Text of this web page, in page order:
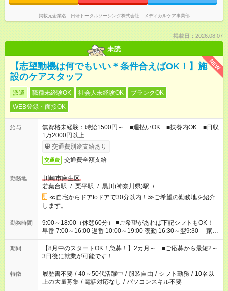
掲載元企業名 日研トータルソーシング株式会社 メディカルケア事業部
掲載日：2026.08.07
未読
NEW
【志望動機は何でもいい＊条件合えばOK！】施
設のケアスタッフ
派遣 職種未経験OK 社会人未経験OK
ブランクOK
WEB登録・面接OK
給与
無資格未経験：時給1500円～ ■週払いOK ■扶養内OK ■日収
1万2000円以上
交通費別途支給あり
交通費 交通費全額支給
勤務地
川崎市麻生区
若葉台駅 / 栗平駅 / 黒川(神奈川県)駅 / …
≪自宅からドアtoドアで30分以内！≫ご希望の勤務地を紹介
します。
勤務時間
9:00～18:00（休憩60分） ■ご希望があれば下記シフトもOK！
早番 7:00～16:00 遅番 10:00～19:00 夜勤 16:30～翌9:30 「家族
と休みを合わせたい」 「余裕を持って夕飯の準備がしたい」
「できれば残業はしたくない」 など、ご希望を教えてください
ね。 ※Wワーク希望の方へ 今ご覧のお仕事で希望する勤務時間
と、もう1つのお仕事の勤務時間。 合計で週40時間を超える場
合は応募できません。
期間
【8月中のスタートOK！急募！】2カ月～ ■ご応募から最短2～
3日後に就業が可能です！
特徴 履歴書不要 / 40～50代活躍中 / 服装自由 / シフト勤務 / 10名以
上の大量募集 / 電話対応なし / パソコンスキル不要